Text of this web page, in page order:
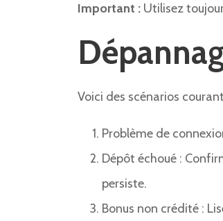
Important : Utilisez
Voici des scénarios
Problème de
Dépôt échoué :
persiste.
Bonus non crédité :